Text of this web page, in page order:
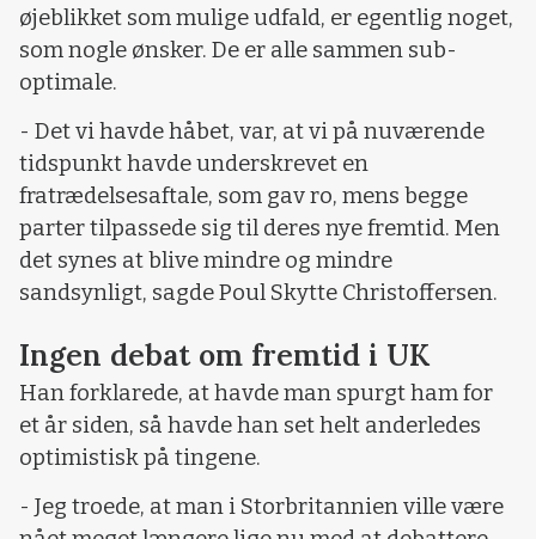
øjeblikket som mulige udfald, er egentlig noget,
som nogle ønsker. De er alle sammen sub-
optimale.
- Det vi havde håbet, var, at vi på nuværende
tidspunkt havde underskrevet en
fratrædelsesaftale, som gav ro, mens begge
parter tilpassede sig til deres nye fremtid. Men
det synes at blive mindre og mindre
sandsynligt, sagde Poul Skytte Christoffersen.
Ingen debat om fremtid i UK
Han forklarede, at havde man spurgt ham for
et år siden, så havde han set helt anderledes
optimistisk på tingene.
- Jeg troede, at man i Storbritannien ville være